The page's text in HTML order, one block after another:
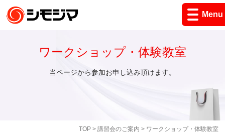
Menu
TOP> 講習会のご案内 > ワークショップ・体験教室
ワークショップ・体験教室
当ページから参加お申し込み頂けます。